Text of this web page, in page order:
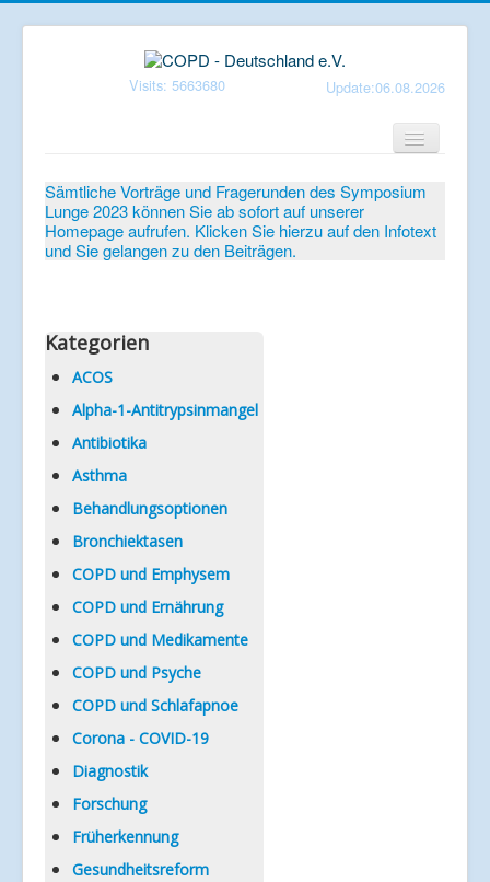
Visits: 5663680 Update:06.08.2026
Verein
Patientenbroschüren
Mediathek
Aktuelles
Veranstaltungen
Informationen
Sämtliche Vorträge und Fragerunden des Symposium
Lunge 2023 können Sie ab sofort auf unserer
Homepage aufrufen. Klicken Sie hierzu auf den Infotext
und Sie gelangen zu den Beiträgen.
Kategorien
ACOS
Alpha-1-Antitrypsinmangel
Antibiotika
Asthma
Behandlungsoptionen
Bronchiektasen
COPD und Emphysem
COPD und Ernährung
COPD und Medikamente
COPD und Psyche
COPD und Schlafapnoe
Corona - COVID-19
Diagnostik
Forschung
Früherkennung
Gesundheitsreform